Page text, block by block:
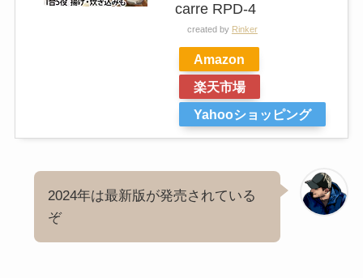
carre RPD-4
created by Rinker
Amazon
楽天市場
Yahooショッピング
2024年は最新版が発売されている
ぞ